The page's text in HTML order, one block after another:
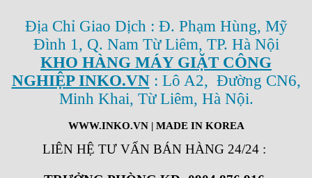
Địa Chỉ Giao Dịch : Đ. Phạm Hùng, Mỹ
Đình 1, Q. Nam Từ Liêm, TP. Hà Nội
KHO HÀNG MÁY GIẶT CÔNG
NGHIỆP INKO.VN: Lô A2, Đường CN6,
Minh Khai, Từ Liêm, Hà Nội.
WWW.INKO.VN| MADE IN KOREA
LIÊN HỆ TƯ VẤN BÁN HÀNG 24/24 :